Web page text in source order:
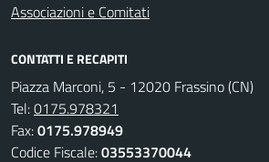
Associazioni e Comitati
CONTATTI E RECAPITI
Piazza Marconi, 5 - 12020 Frassino (CN)
Tel:0175.978321
Fax:0175.978949
Codice Fiscale:03553370044